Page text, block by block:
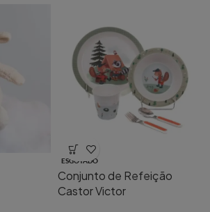
ESGOTADO
Conjunto de Refeição
Castor Victor